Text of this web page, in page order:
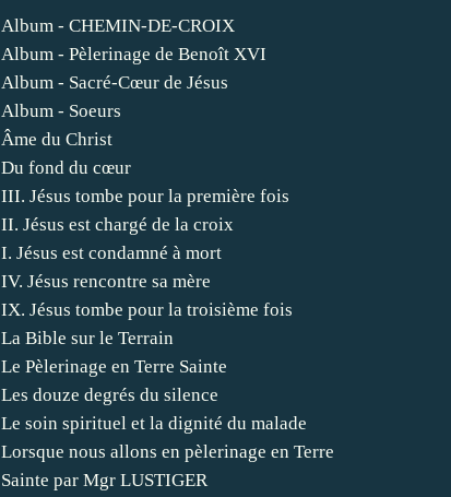
Album - CHEMIN-DE-CROIX
Album - Pèlerinage de Benoît XVI
Album - Sacré-Cœur de Jésus
Album - Soeurs
Âme du Christ
Du fond du cœur
III. Jésus tombe pour la première fois
II. Jésus est chargé de la croix
I. Jésus est condamné à mort
IV. Jésus rencontre sa mère
IX. Jésus tombe pour la troisième fois
La Bible sur le Terrain
Le Pèlerinage en Terre Sainte
Les douze degrés du silence
Le soin spirituel et la dignité du malade
Lorsque nous allons en pèlerinage en Terre
Sainte par Mgr LUSTIGER